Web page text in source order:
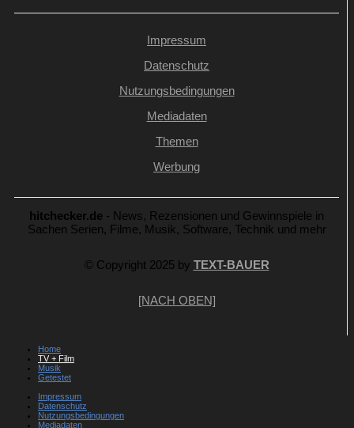
Impressum
Datenschutz
Nutzungsbedingungen
Mediadaten
Themen
Werbung
hitchecker.de - News, Rezensionen und Gewinnspiele in
Sachen Serien, Filme, Musik, Software, Technik und mehr
© Copyright 2025 by TEXT-BAUER
[NACH OBEN]
Home
TV + Film
Musik
Getestet
Impressum
Datenschutz
Nutzungsbedingungen
Mediadaten